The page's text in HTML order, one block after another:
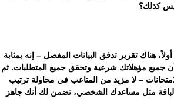
كذلك؟
هناك تقرير تدفق البيانات المفصل – إنه بمثابة
مؤهلاتك شرعية وتحقق جميع المتطلبات. ثم
– لا مزيد من المتاعب في محاولة ترتيب
مثل مساعدك الشخصي، تضمن لك أنك جاهز